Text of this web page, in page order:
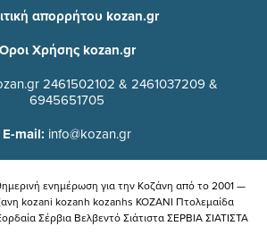
απορρήτου kozan.gr
Χρήσης kozan.gr
2461502102 & 2461037209 &
6945651705
E-mail: info@kozan.gr
ενημέρωση για την Kοζάνη από το 2001 —
kozani kozanh kozanhs KOZANI Πτολεμαίδα
Σέρβια Βελβεντό Σιάτιστα ΣΕΡΒΙΑ ΣΙΑΤΙΣΤΑ